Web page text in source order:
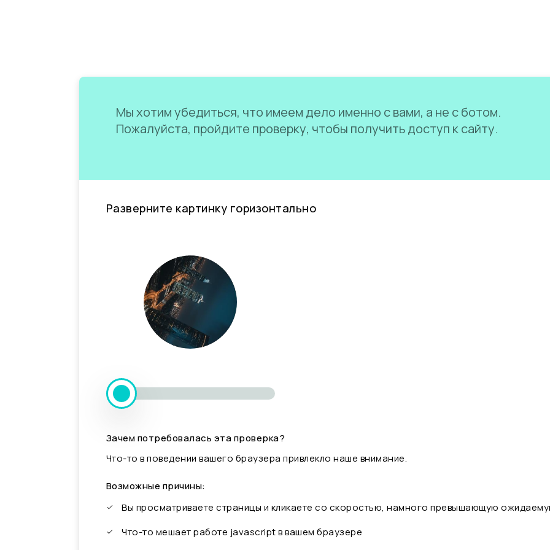
Мы хотим убедиться, что имеем дело именно с вами, а не с ботом.
Пожалуйста, пройдите проверку, чтобы получить доступ к сайту.
Разверните картинку горизонтально
Зачем потребовалась эта проверка?
Что-то в поведении вашего браузера привлекло наше внимание.
Возможные причины:
Вы просматриваете страницы и кликаете со скоростью, намного превышающую
Что-то мешает работе javascript в вашем браузере